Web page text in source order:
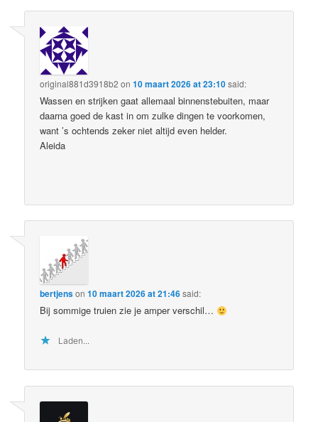
original881d3918b2 on10 maart 2026 at 23:10said:
Wassen en strijken gaat allemaal binnenstebuiten, maar
daarna goed de kast in om zulke dingen te voorkomen,
want ’s ochtends zeker niet altijd even helder.
Aleida
bertjenson10 maart 2026 at 21:46said:
Bij sommige truien zie je amper verschil…
Laden...